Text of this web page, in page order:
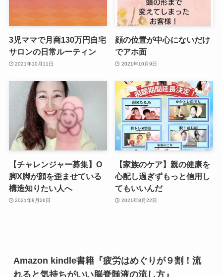
3児ママで月商130万円自宅
サロンの日常ルーティン
2021年10月11日
顔の位置が中心にないだけ
でアホ面
2021年10月9日
【チャレンジャー募集】O
脚X脚が顔を歪ませている
構造知りたい人へ
2021年8月26日
【家族のケア】親の健康を
心配し過ぎずもっと信用し
てもいいんだ
2021年8月22日
Amazon kindle書籍『疲労はめぐりが９割！流
れると気持ちがいい脳脊髄液の流し方』